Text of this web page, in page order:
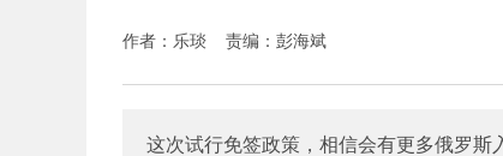
作者：乐琰 责编：彭海斌
这次试行免签政策，相信会有更多俄罗斯